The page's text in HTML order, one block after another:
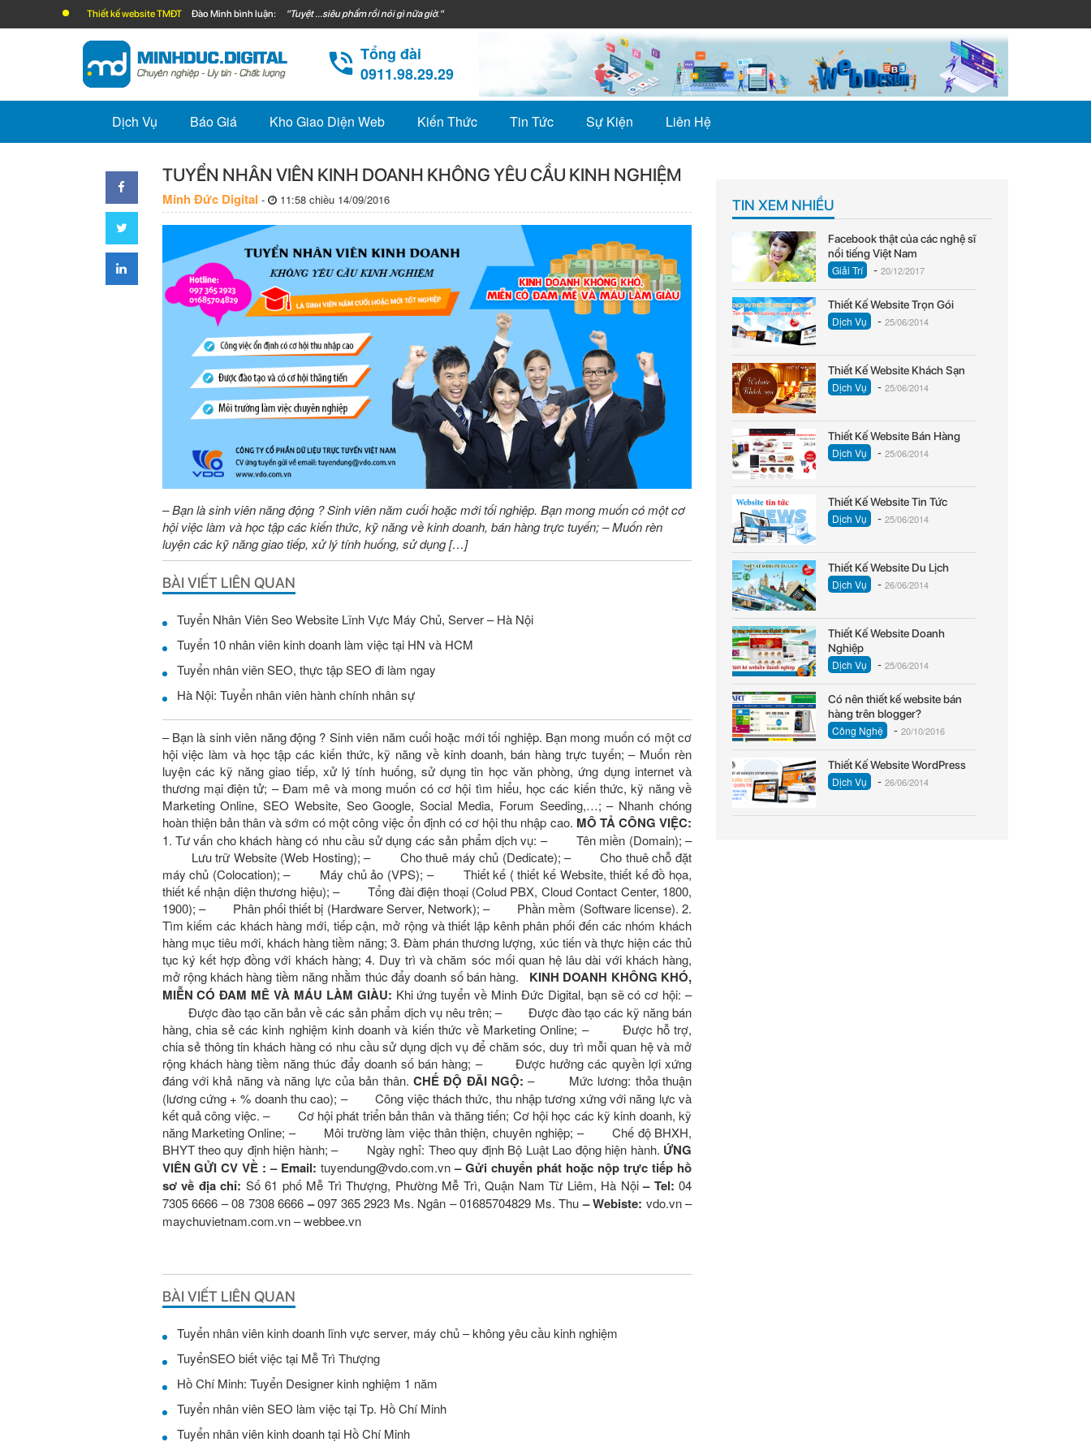
Thiết kế website TMĐT Đào Minh bình luận: "Tuyệt ...siêu phẩm rồi nói gì nữa giờ."
Tổng đài
0911.98.29.29
Dịch Vụ Báo Giá Kho Giao Diện Web Kiến Thức Tin Tức Sự Kiện Liên Hệ
TUYỂN NHÂN VIÊN KINH DOANH KHÔNG YÊU CẦU KINH NGHIỆM
Minh Đức Digital - 11:58 chiều 14/09/2016
– Bạn là sinh viên năng động ? Sinh viên năm cuối hoặc mới tối nghiệp. Bạn mong muốn có một cơ
hội việc làm và học tập các kiến thức, kỹ năng về kinh doanh, bán hàng trực tuyến; – Muốn rèn
luyện các kỹ năng giao tiếp, xử lý tính huống, sử dụng […]
BÀI VIẾT LIÊN QUAN
Tuyển Nhân Viên Seo Website Lĩnh Vực Máy Chủ, Server – Hà Nội
Tuyển 10 nhân viên kinh doanh làm việc tại HN và HCM
Tuyển nhân viên SEO, thực tập SEO đi làm ngay
Hà Nội: Tuyển nhân viên hành chính nhân sự
– Bạn là sinh viên năng động ? Sinh viên năm cuối hoặc mới tối nghiệp. Bạn mong muốn có một cơ
hội việc làm và học tập các kiến thức, kỹ năng về kinh doanh, bán hàng trực tuyến; – Muốn rèn
luyện các kỹ năng giao tiếp, xử lý tính huống, sử dụng tin học văn phòng, ứng dụng internet và
thương mại điện tử; – Đam mê và mong muốn có cơ hội tìm hiểu, học các kiến thức, kỹ năng về
Marketing Online, SEO Website, Seo Google, Social Media, Forum Seeding,…; – Nhanh chóng
hoàn thiện bản thân và sớm có một công việc ổn định có cơ hội thu nhập cao. MÔ TẢ CÔNG VIỆC:
1. Tư vấn cho khách hàng có nhu cầu sử dụng các sản phẩm dịch vụ: – Tên miền (Domain); –
Lưu trữ Website (Web Hosting); – Cho thuê máy chủ (Dedicate); – Cho thuê chỗ đặt
máy chủ (Colocation); – Máy chủ ảo (VPS); – Thiết kế (thiết kế Website, thiết kế đồ họa,
thiết kế nhận diện thương hiệu); – Tổng đài điện thoại (Colud PBX, Cloud Contact Center, 1800,
1900); – Phân phối thiết bị (Hardware Server, Network); – Phần mềm (Software license). 2.
Tìm kiếm các khách hàng mới, tiếp cận, mở rộng và thiết lập kênh phân phối đến các nhóm khách
hàng mục tiêu mới, khách hàng tiềm năng; 3. Đàm phán thương lượng, xúc tiến và thực hiện các thủ
tục ký kết hợp đồng với khách hàng; 4. Duy trì và chăm sóc mối quan hệ lâu dài với khách hàng,
mở rộng khách hàng tiềm năng nhằm thúc đẩy doanh số bán hàng. KINH DOANH KHÔNG KHÓ,
MIỄN CÓ ĐAM MÊ VÀ MÁU LÀM GIÀU: Khi ứng tuyển về Minh Đức Digital, bạn sẽ có cơ hội: –
Được đào tạo căn bản về các sản phẩm dịch vụ nêu trên; – Được đào tạo các kỹ năng bán
hàng, chia sẻ các kinh nghiệm kinh doanh và kiến thức về Marketing Online; – Được hỗ trợ,
chia sẻ thông tin khách hàng có nhu cầu sử dụng dịch vụ để chăm sóc, duy trì mỗi quan hệ và mở
rộng khách hàng tiềm năng thúc đẩy doanh số bán hàng; – Được hưởng các quyền lợi xứng
đáng với khả năng và năng lực của bản thân. CHẾ ĐỘ ĐÃI NGỘ: – Mức lương: thỏa thuận
(lương cứng + % doanh thu cao); – Công việc thách thức, thu nhập tương xứng với năng lực và
kết quả công việc. – Cơ hội phát triển bản thân và thăng tiến; Cơ hội học các kỹ kinh doanh, kỹ
năng Marketing Online; – Môi trường làm việc thân thiện, chuyên nghiệp; – Chế độ BHXH,
BHYT theo quy định hiện hành; – Ngày nghỉ: Theo quy định Bộ Luật Lao động hiện hành. ỨNG
VIÊN GỬI CV VỀ : – Email: tuyendung@vdo.com.vn– Gửi chuyển phát hoặc nộp trực tiếp hồ
sơ về địa chỉ: Số 61 phố Mễ Trì Thượng, Phường Mễ Trì, Quận Nam Từ Liêm, Hà Nội– Tel: 04
7305 6666 – 08 7308 6666–097 365 2923 Ms. Ngân – 01685704829 Ms. Thu– Webiste: vdo.vn –
maychuvietnam.com.vn – webbee.vn
BÀI VIẾT LIÊN QUAN
Tuyển nhân viên kinh doanh lĩnh vực server, máy chủ – không yêu cầu kinh nghiệm
TuyểnSEO biết việc tại Mễ Trì Thượng
Hồ Chí Minh: Tuyển Designer kinh nghiệm 1 năm
Tuyển nhân viên SEO làm việc tại Tp. Hồ Chí Minh
Tuyển nhân viên kinh doanh tại Hồ Chí Minh
TIN XEM NHIỀU
Facebook thật của các nghệ sĩ
nổi tiếng Việt Nam
Giải Trí - 20/12/2017
Thiết Kế Website Trọn Gói
Dịch Vụ - 25/06/2014
Thiết Kế Website Khách Sạn
Dịch Vụ - 25/06/2014
Thiết Kế Website Bán Hàng
Dịch Vụ - 25/06/2014
Thiết Kế Website Tin Tức
Dịch Vụ - 25/06/2014
Thiết Kế Website Du Lịch
Dịch Vụ - 26/06/2014
Thiết Kế Website Doanh
Nghiệp
Dịch Vụ - 25/06/2014
Có nên thiết kế website bán
hàng trên blogger?
Công Nghệ - 20/10/2016
Thiết Kế Website WordPress
Dịch Vụ - 26/06/2014